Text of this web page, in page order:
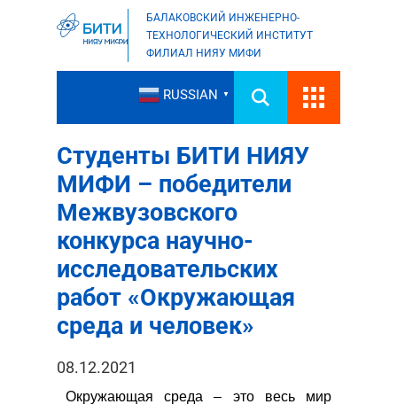
БАЛАКОВСКИЙ ИНЖЕНЕРНО-
ТЕХНОЛОГИЧЕСКИЙ ИНСТИТУТ
ФИЛИАЛ НИЯУ МИФИ
RUSSIAN ▼
Студенты БИТИ НИЯУ
МИФИ – победители
Межвузовского
конкурса научно-
исследовательских
работ «Окружающая
среда и человек»
08.12.2021
Окружающая среда – это весь мир